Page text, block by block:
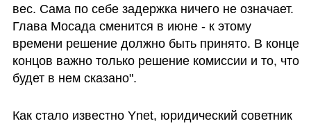
вес. Сама по себе задержка ничего не означает.
Глава Мосада сменится в июне - к этому
времени решение должно быть принято. В конце
концов важно только решение комиссии и то, что
будет в нем сказано".
Как стало известно Ynet, юридический советник